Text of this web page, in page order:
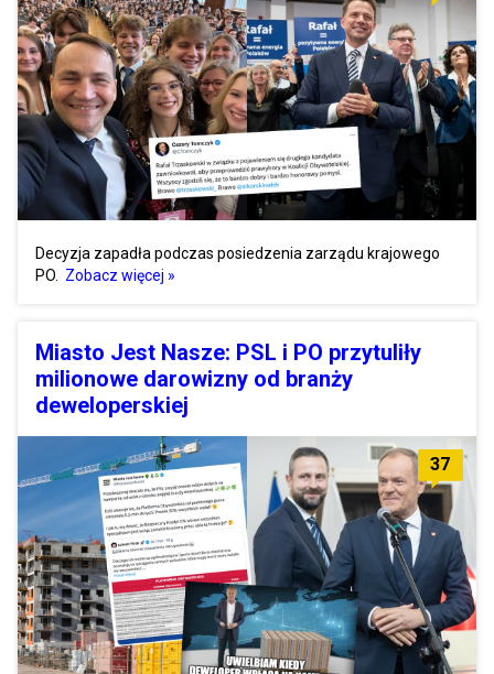
Decyzja zapadła podczas posiedzenia zarządu krajowego
PO. Zobacz więcej »
Miasto Jest Nasze: PSL i PO przytuliły
milionowe darowizny od branży
deweloperskiej
37